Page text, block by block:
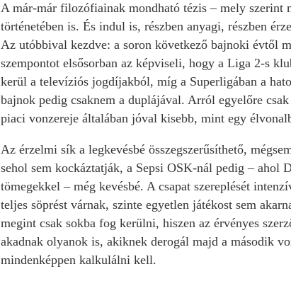
A már-már filozófiainak mondható tézis – mely szerint
történetében is. És indul is, részben anyagi, részben
Az utóbbival kezdve: a soron következő bajnoki évtől
szempontot elsősorban az képviseli, hogy a Liga 2-s
kerül a televíziós jogdíjakból, míg a Superligában a
bajnok pedig csaknem a duplájával. Arról egyelőre
piaci vonzereje általában jóval kisebb, mint egy
Az érzelmi sík a legkevésbé összegszerűsíthető,
sehol sem kockáztatják, a Sepsi OSK-nál pedig – ahol
tömegekkel – még kevésbé. A csapat szereplését
teljes söprést várnak, szinte egyetlen játékost sem
megint csak sokba fog kerülni, hiszen az érvényes
akadnak olyanok is, akiknek derogál majd a második
mindenképpen kalkulálni kell.